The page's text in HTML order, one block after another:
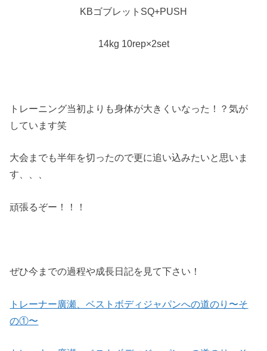
KBゴブレットSQ+PUSH
14kg 10rep×2set
トレーニング当初よりも身体が大きくいなった！？気が
しています笑
大会までも半年を切ったので更に追い込みたいと思いま
す、、、
頑張るぞー！！！
ぜひ今までの過程や成長日記を見て下さい！
トレーナー廣瀬、ベストボディジャパンへの道のり〜そ
の①〜